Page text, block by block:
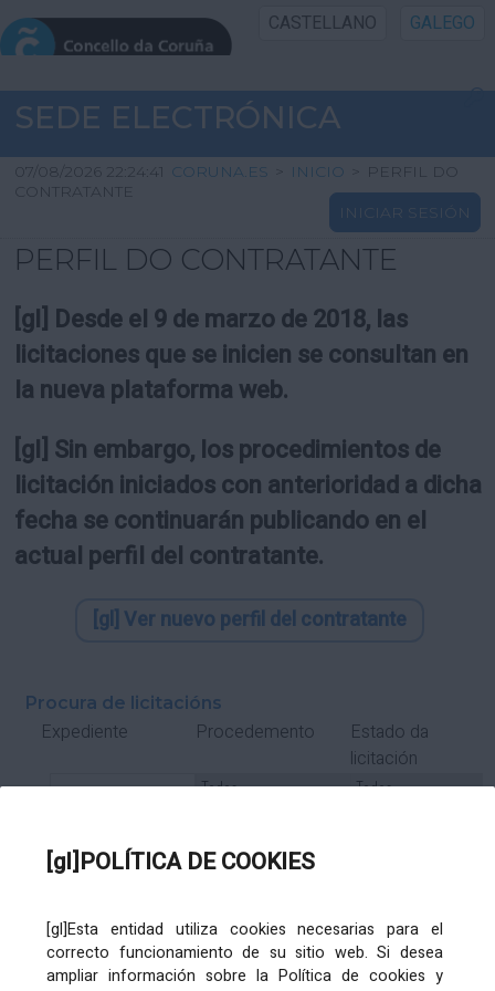
[gl]POLÍTICA DE COOKIES
[gl]Esta entidad utiliza cookies necesarias para el
correcto funcionamiento de su sitio web. Si desea
ampliar información sobre la Política de cookies y
CASTELLANO GALEGO
INICIO SEDE
INICIO
INFORMACIÓN PÚBLICA
UTILIDADES
SEDE ELECTRÓNICA
07/08/2026 22:24:41 CORUNA.ES > INICIO > PERFIL DO
CONTRATANTE
INICIAR SESIÓN
PERFIL DO CONTRATANTE
[gl] Desde el 9 de marzo de 2018, las
licitaciones que se inicien se consultan en
la nueva plataforma web.
[gl] Sin embargo, los procedimientos de
licitación iniciados con anterioridad a dicha
fecha se continuarán publicando en el
actual perfil del contratante.
[gl] Ver nuevo perfil del contratante
Procura de licitacións
Expediente Procedemento
Estado da
licitación
Subcontrato Tramitación
Órgano de contratación Título